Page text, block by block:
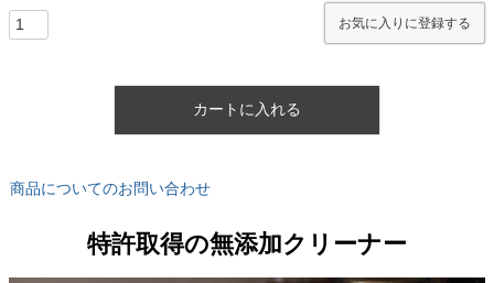
お気に入りに登録する
カートに入れる
商品についてのお問い合わせ
特許取得の無添加クリーナー